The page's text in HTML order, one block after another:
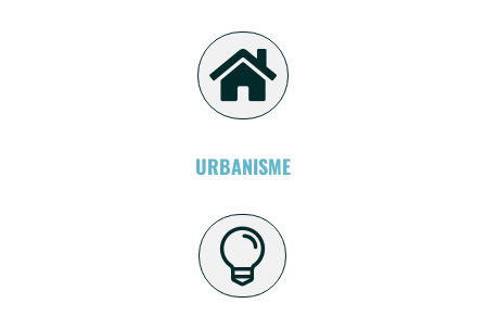

URBANISME
